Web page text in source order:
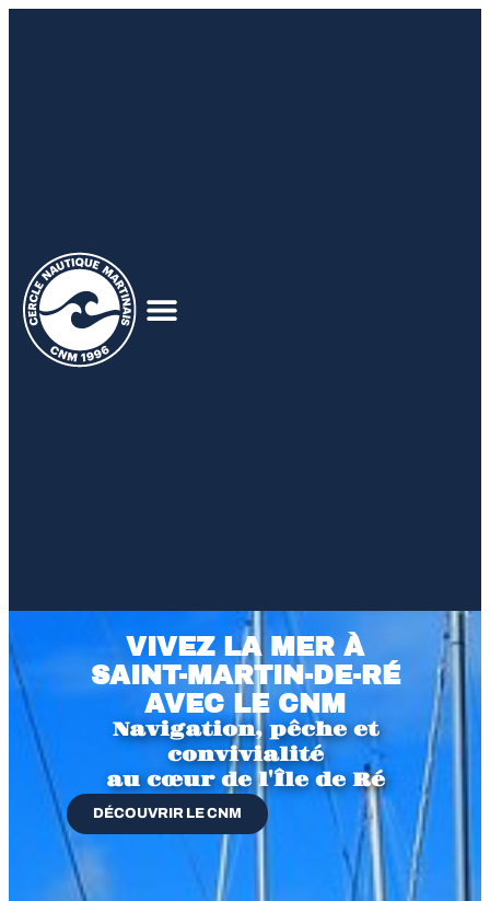
VIVEZ LA MER À
SAINT-MARTIN-DE-RÉ
AVEC LE CNM
Navigation, pêche et
convivialité
au cœur de l'Île de Ré
DÉCOUVRIR LE CNM